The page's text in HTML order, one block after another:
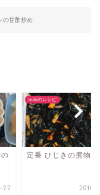
の甘酢炒め
22
mikiのレシピ
定番 ひじきの煮物
2018-